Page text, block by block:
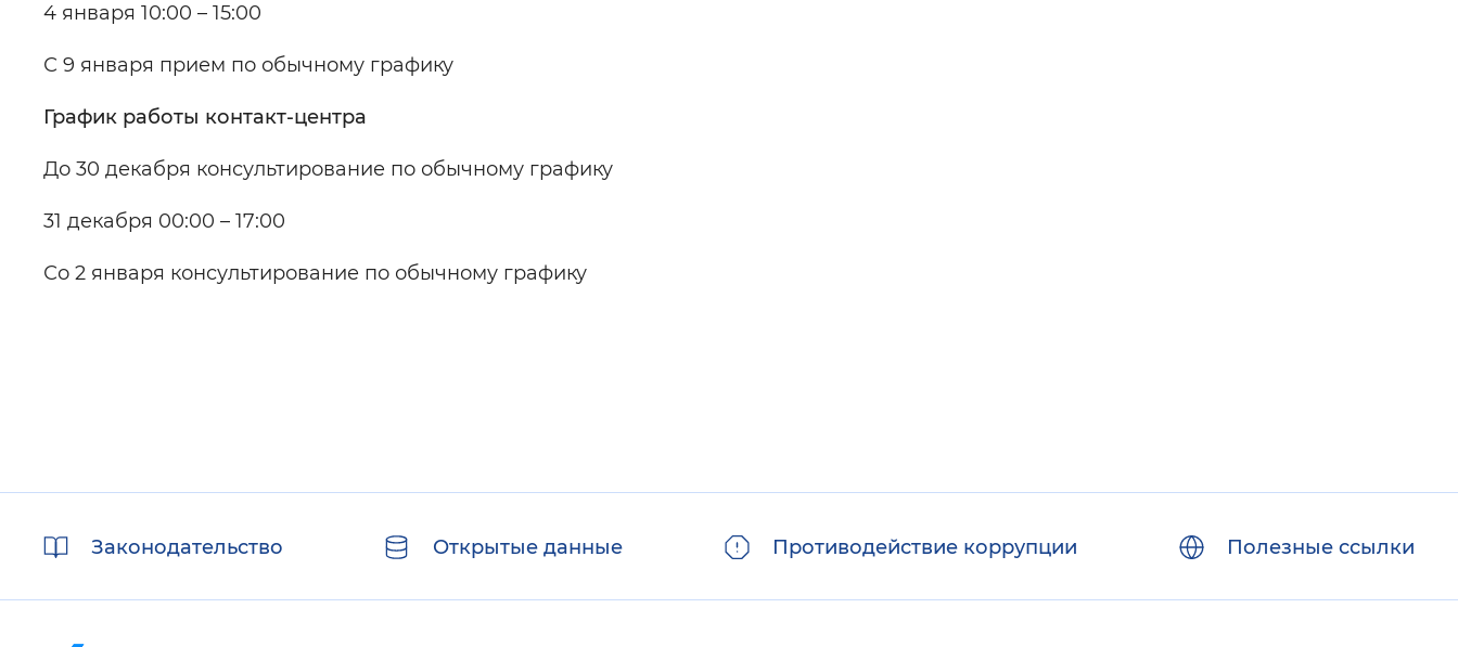
4 января 10:00 – 15:00
С 9 января прием по обычному графику
График работы контакт-центра
До 30 декабря консультирование по обычному графику
31 декабря 00:00 – 17:00
Со 2 января консультирование по обычному графику
ссылкиЗаконодательство Открытые данные Противодействие коррупции Полезные ссылки